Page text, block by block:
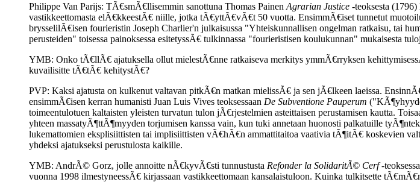
Philippe Van Parijs: TÃ€smÃ€llisemmin sanottuna Thomas Painen Agrarian Justice -teoksesta
vastikkeettomasta elÃ€kkeestÃ€ niille, jotka tÃ€yttÃ€vÃ€t 50 vuotta. EnsimmÃ€iset tunnetut
brysselilÃ€isen fourieristin Joseph Charlier'n julkaisussa "Yhteiskunnallisen ongelman ratkaisu, tai
perusteiden" toisessa painoksessa esitetyssÃ€ tulkinnassa "fourieristisen koulukunnan" mukaisesta
YMB: Onko tÃ€llÃ€ ajatuksella ollut mielestÃ€nne ratkaiseva merkitys ymmÃ€rryksen
kuvailisitte tÃ€tÃ€ kehitystÃ€?
PVP: Kaksi ajatusta on kulkenut valtavan pitkÃ€n matkan mielissÃ€ ja sen jÃ€lkeen laeissa.
ensimmÃ€isen kerran humanisti Juan Luis Vives teoksessaan De Subventione Pauperum
toimeentulotuen kaltaisten yleisten turvatun tulon jÃ€rjestelmien asteittaisen perustamisen kautta.
yhteen massatyÃ¶ttÃ¶myyden torjumisen kanssa vain, kun tuki annetaan huonosti palkatuille
lukemattomien eksplisiittisten tai implisiittisten vÃ€hÃ€n ammattitaitoa vaativia tÃ¶itÃ€ koskevien
yhdeksi ajatukseksi perustulosta kaikille.
YMB: AndrÃ© Gorz, jolle annoitte nÃ€kyvÃ€sti tunnustusta Refonder la SolidaritÃ© Cerf-
vuonna 1998 ilmestyneessÃ€ kirjassaan vastikkeettomaan kansalaistuloon. Kuinka tulkitsette